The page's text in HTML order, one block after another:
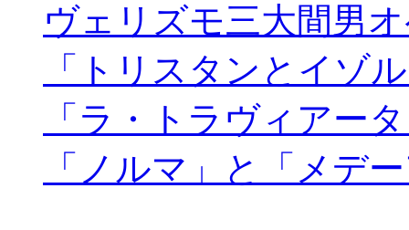
ヴェリズモ三大間男
「トリスタンとイゾ
「ラ・トラヴィアー
「ノルマ」と「メデ